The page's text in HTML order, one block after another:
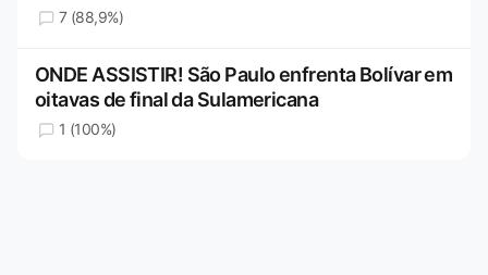
7 (88,9%)
ONDE ASSISTIR! São Paulo enfrenta Bolívar em
oitavas de final da Sulamericana
1 (100%)